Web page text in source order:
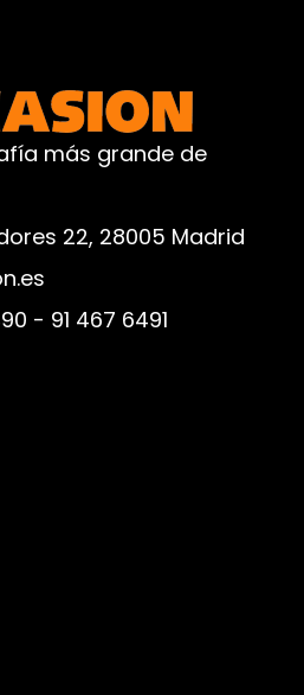
más grande de
22, 28005 Madrid
- 91 467 6491